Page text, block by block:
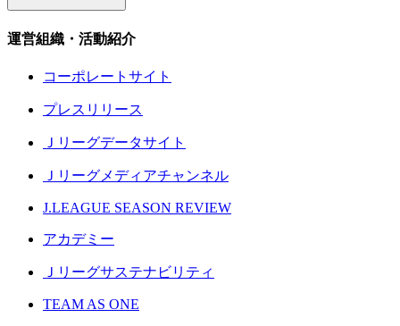
運営組織・活動紹介
コーポレートサイト
プレスリリース
Ｊリーグデータサイト
Ｊリーグメディアチャンネル
J.LEAGUE SEASON REVIEW
アカデミー
Ｊリーグサステナビリティ
TEAM AS ONE